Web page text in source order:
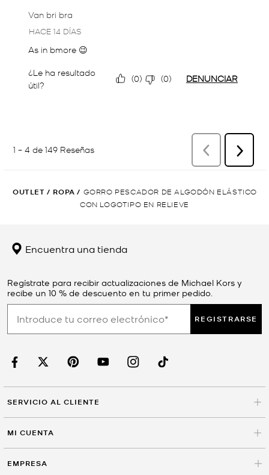
OUTLET / ROPA / GORRO PESCADOR DE ALGODÓN ELÁSTICO
CON LOGOTIPO EN RELIEVE
Encuentra una tienda
Regístrate para recibir actualizaciones de Michael Kors y
recibe un 10 % de descuento en tu primer pedido.
REGISTRARSE
SERVICIO AL CLIENTE
MI CUENTA
EMPRESA